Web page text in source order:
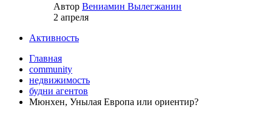
Автор Вениамин Вылегжанин
2 апреля
Активность
Главная
community
недвижимость
будни агентов
Мюнхен, Унылая Европа или ориентир?